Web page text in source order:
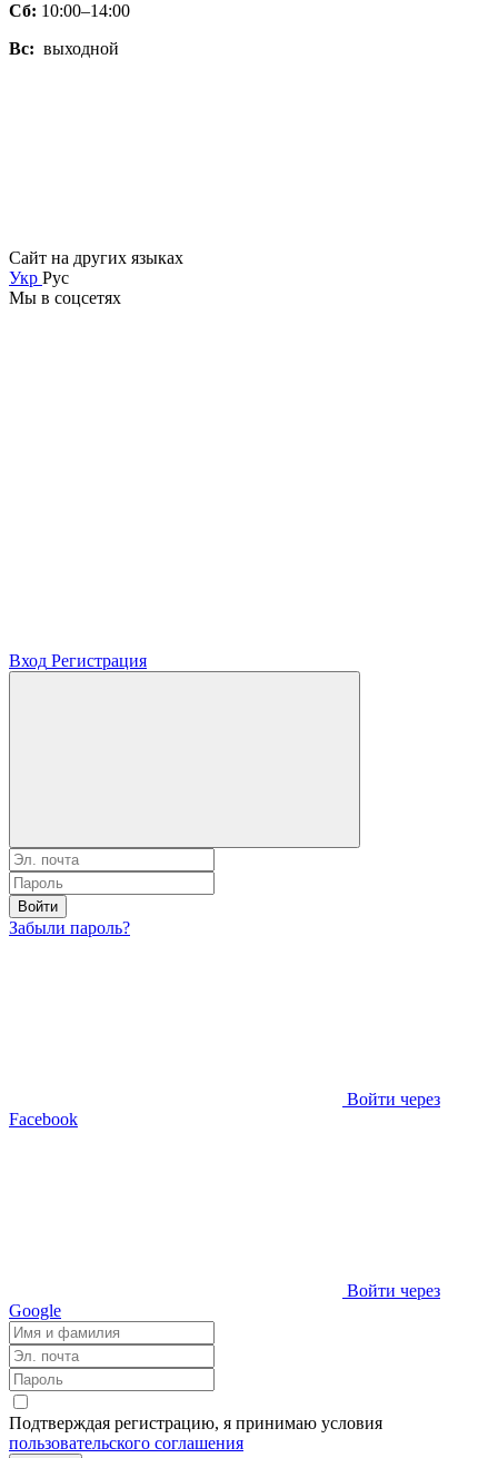
Сб: 10:00–14:00
Вс: выходной
Сайт на других языках
Укр Рус
Мы в соцсетях
Вход Регистрация
Войти
Забыли пароль?
Войти через
Facebook
Войти через
Google
Подтверждая регистрацию, я принимаю условия
пользовательского соглашения